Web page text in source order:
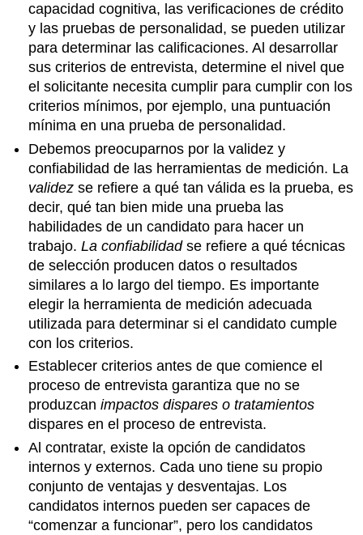
capacidad cognitiva, las verificaciones de crédito
y las pruebas de personalidad, se pueden utilizar
para determinar las calificaciones. Al desarrollar
sus criterios de entrevista, determine el nivel que
el solicitante necesita cumplir para cumplir con los
criterios mínimos, por ejemplo, una puntuación
mínima en una prueba de personalidad.
Debemos preocuparnos por la validez y
confiabilidad de las herramientas de medición. La
validez se refiere a qué tan válida es la prueba, es
decir, qué tan bien mide una prueba las
habilidades de un candidato para hacer un
trabajo.La confiabilidadse refiere a qué técnicas
de selección producen datos o resultados
similares a lo largo del tiempo. Es importante
elegir la herramienta de medición adecuada
utilizada para determinar si el candidato cumple
con los criterios.
Establecer criterios antes de que comience el
proceso de entrevista garantiza que no se
produzcanimpactos dispares o tratamientos
dispares en el proceso de entrevista.
Al contratar, existe la opción de candidatos
internos y externos. Cada uno tiene su propio
conjunto de ventajas y desventajas. Los
candidatos internos pueden ser capaces de
“comenzar a funcionar”, pero los candidatos